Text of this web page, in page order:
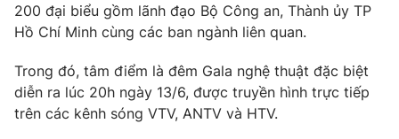
200 đại biểu gồm lãnh đạo Bộ Công an, Thành ủy TP
Hồ Chí Minh cùng các ban ngành liên quan.
Trong đó, tâm điểm là đêm Gala nghệ thuật đặc biệt
diễn ra lúc 20h ngày 13/6, được truyền hình trực tiếp
trên các kênh sóng VTV, ANTV và HTV.